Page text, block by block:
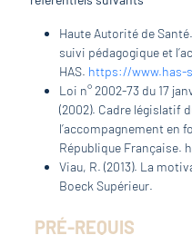
Haute Autorité de
suivi pédagogique et
HAS. https://www.has-
Loi n° 2002-73 du 17
(2002). Cadre législatif
l’accompagnement en
République Française.
Viau, R. (2013). La
Boeck Supérieur.
PRÉ-REQUIS